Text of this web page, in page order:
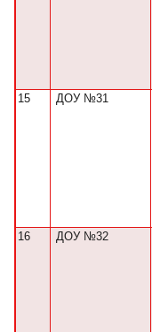
15 ДОУ №31
16 ДОУ №32